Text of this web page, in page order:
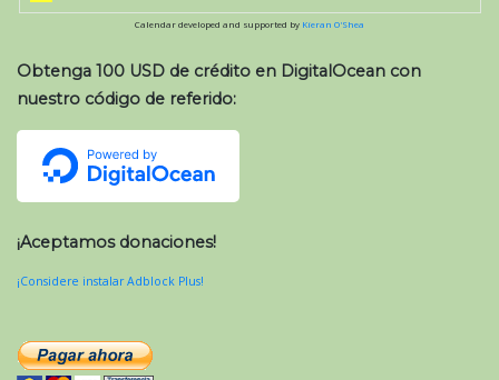
Calendar developed and supported by Kieran O'Shea
Obtenga 100 USD de crédito en DigitalOcean con
nuestro código de referido:
¡Aceptamos donaciones!
¡Considere instalar Adblock Plus!